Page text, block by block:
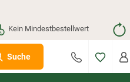
Kein Mindestbestellwert
Suche